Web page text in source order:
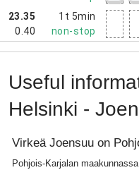
23.35
0.40
1t 5min
non-stop
Useful
Helsinki -
Virkeä Joensuu on
Pohjois-Karjalan